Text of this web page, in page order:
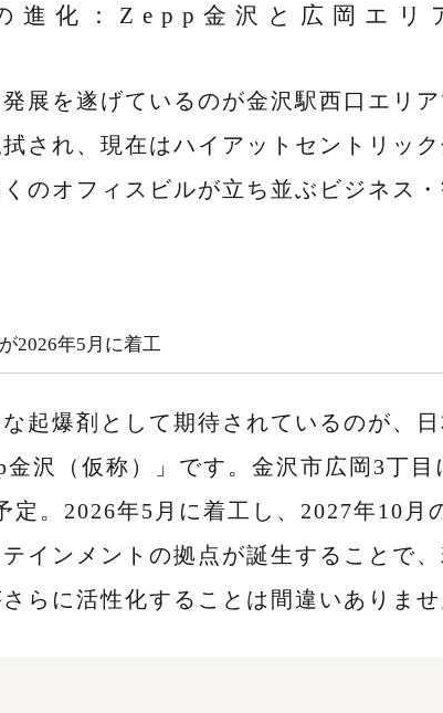
進化：Zepp金沢と広岡エリ
展を遂げているのが金沢駅西口エリ
され、現在はハイアットセントリッ
のオフィスビルが立ち並ぶビジネス
2026年5月に着工
起爆剤として期待されているのが、
金沢（仮称）」です。金沢市広岡3丁目
定。2026年5月に着工し、2027年10月
インメントの拠点が誕生することで
らに活性化することは間違いありませ